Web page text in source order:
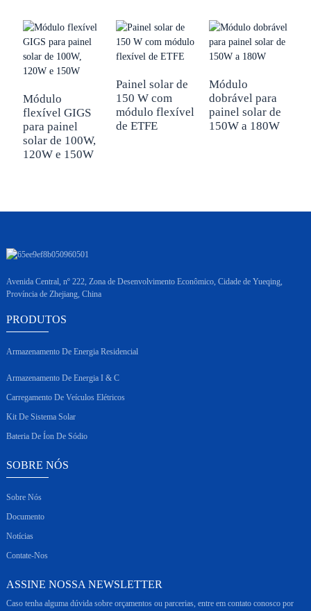
Módulo
flexível GIGS
para painel
solar de 100W,
120W e 150W
Painel solar de
150 W com
módulo flexível
de ETFE
Módulo
dobrável para
painel solar de
150W a 180W
Avenida Central, nº 222, Zona de Desenvolvimento Econômico, Cidade de Yueqing,
Província de Zhejiang, China
PRODUTOS
Armazenamento De Energia Residencial
Armazenamento De Energia I & C
Carregamento De Veículos Elétricos
Kit De Sistema Solar
Bateria De Íon De Sódio
SOBRE NÓS
Sobre Nós
Documento
Notícias
Contate-Nos
ASSINE NOSSA NEWSLETTER
Caso tenha alguma dúvida sobre orçamentos ou parcerias, entre em contato conosco por